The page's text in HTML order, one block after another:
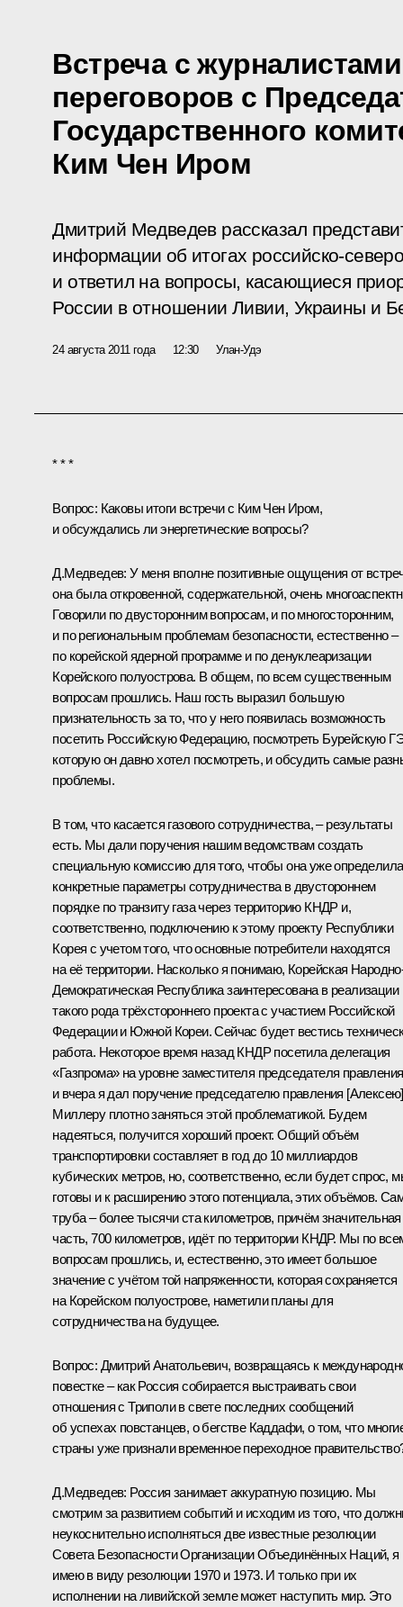
Встреча с
переговоров с
Государственного
Ким Чен Иром
Дмитрий Медведев рассказал
информации об итогах российско-
и ответил на вопросы, касающиеся
России в отношении Ливии, Украины и
24 августа 2011 года 12:30 Улан-Удэ
* * *
Вопрос: Каковы итоги встречи с Ким Чен Иром,
и обсуждались ли энергетические вопросы?
Д.Медведев: У меня вполне позитивные ощущения от
она была откровенной, содержательной, очень
Говорили по двусторонним вопросам, и по многосторонним,
и по региональным проблемам безопасности, естественно –
по корейской ядерной программе и по денуклеаризации
Корейского полуострова. В общем, по всем существенным
вопросам прошлись. Наш гость выразил большую
признательность за то, что у него появилась возможность
посетить Российскую Федерацию, посмотреть Бурейскую
которую он давно хотел посмотреть, и обсудить самые
проблемы.
В том, что касается газового сотрудничества, – результаты
есть. Мы дали поручения нашим ведомствам создать
специальную комиссию для того, чтобы она уже определила
конкретные параметры сотрудничества в двустороннем
порядке по транзиту газа через территорию КНДР и,
соответственно, подключению к этому проекту Республики
Корея с учетом того, что основные потребители находятся
на её территории. Насколько я понимаю, Корейская
Демократическая Республика заинтересована в реализации
такого рода трёхстороннего проекта с участием Российской
Федерации и Южной Кореи. Сейчас будет вестись
работа. Некоторое время назад КНДР посетила делегация
«Газпрома» на уровне заместителя председателя
и вчера я дал поручение председателю правления [Алексею]
Миллеруплотно заняться этой проблематикой. Будем
надеяться, получится хороший проект. Общий объём
транспортировки составляет в год до 10 миллиардов
кубических метров, но, соответственно, если будет спрос,
готовы и к расширению этого потенциала, этих объёмов.
труба – более тысячи ста километров, причём значительная
часть, 700 километров, идёт по территории КНДР. Мы по
вопросам прошлись, и, естественно, это имеет большое
значение с учётом той напряженности, которая сохраняется
на Корейском полуострове, наметили планы для
сотрудничества на будущее.
Вопрос: Дмитрий Анатольевич, возвращаясь к
повестке – как Россия собирается выстраивать свои
отношения с Триполи в свете последних сообщений
об успехах повстанцев, о бегстве Каддафи, о том, что
страны уже признали временное переходное
Д.Медведев: Россия занимает аккуратную позицию. Мы
смотрим за развитием событий и исходим из того, что
неукоснительно исполняться две известные резолюции
Совета Безопасности Организации Объединённых Наций, я
имею в виду резолюции 1970 и 1973. И только при их
исполнении на ливийской земле может наступить мир. Это